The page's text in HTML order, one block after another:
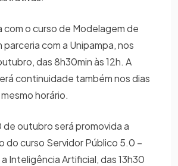
com o curso de Modelagem de
parceria com a Unipampa, nos
das 8h30min às 12h. A
continuidade também nos dias
horário.
de outubro será promovida a
do curso Servidor Público 5.0 –
Inteligência Artificial, das 13h30